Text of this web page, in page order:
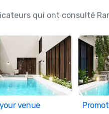
qui ont consulté
venue